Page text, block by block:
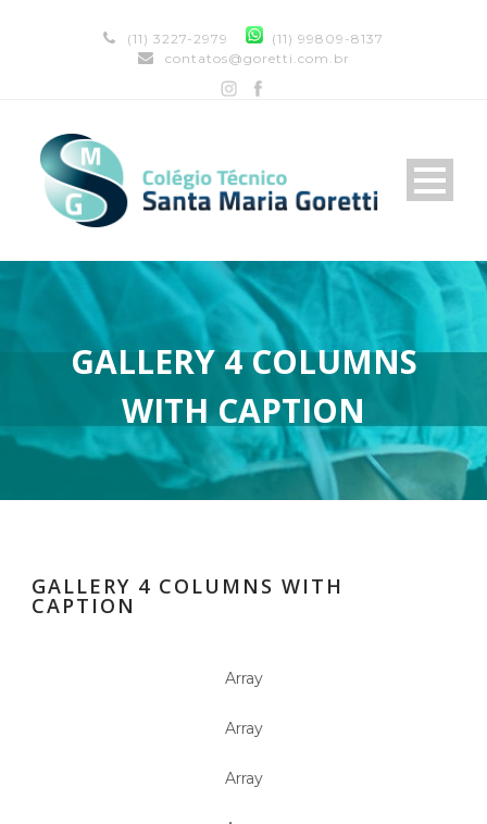
(11) 3227-2979
(11) 99809-8137
contatos@goretti.com.br
GALLERY 4 COLUMNS
WITH CAPTION
GALLERY 4 COLUMNS WITH
CAPTION
Array
Array
Array